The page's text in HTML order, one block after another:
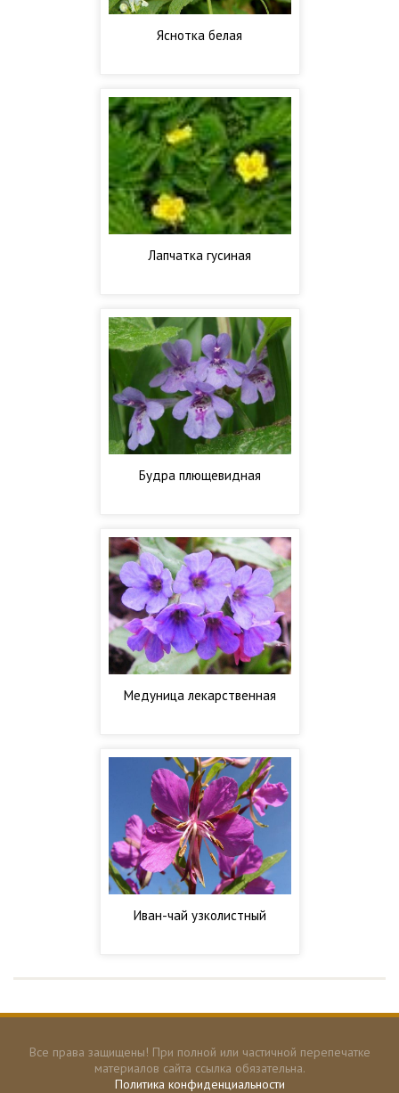
Яснотка белая
Лапчатка гусиная
Будра плющевидная
Медуница лекарственная
Иван-чай узколистный
Все права защищены! При полной или частичной перепечатке
материалов сайта ссылка обязательна.
Политика конфиденциальности